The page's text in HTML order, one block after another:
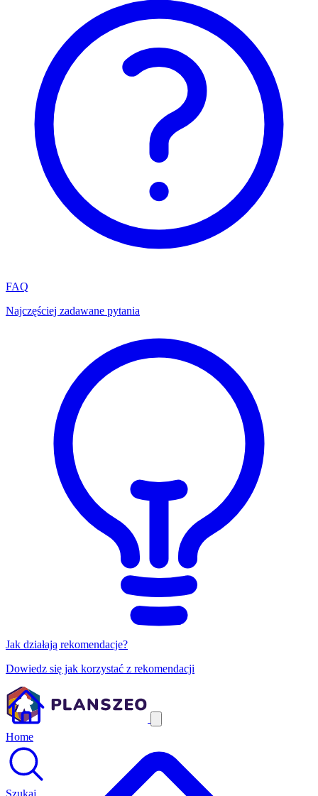
FAQ
Najczęściej zadawane pytania
Jak działają rekomendacje?
Dowiedz się jak korzystać z rekomendacji
Home
Szukaj